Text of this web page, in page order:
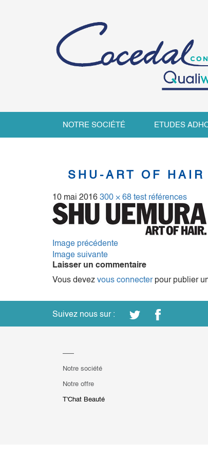
NOTRE SOCIÉTÉ ETUDES
SHU-ART OF HAIR
10 mai 2016 300 × 68 test références
Image précédente
Image suivante
Laisser un commentaire
Vous devez vous connecterpour publier
Suivez nous sur :
Notre société
Notre offre
T'Chat Beauté